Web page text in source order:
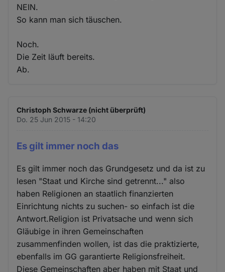
NEIN.
So kann man sich täuschen.
Noch.
Die Zeit läuft bereits.
Ab.
Christoph Schwarze (nicht überprüft)
Do. 25 Jun 2015 - 14:20
Es gilt immer noch das
Es gilt immer noch das Grundgesetz und da ist zu
lesen "Staat und Kirche sind getrennt..." also
haben Religionen an staatlich finanzierten
Einrichtung nichts zu suchen- so einfach ist die
Antwort.Religion ist Privatsache und wenn sich
Gläubige in ihren Gemeinschaften
zusammenfinden wollen, ist das die praktizierte,
ebenfalls im GG garantierte Religionsfreiheit.
Diese Gemeinschaften aber haben mit Staat und